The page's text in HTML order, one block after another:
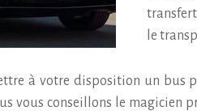
le
à votre disposition un bus
vous conseillons le magicien